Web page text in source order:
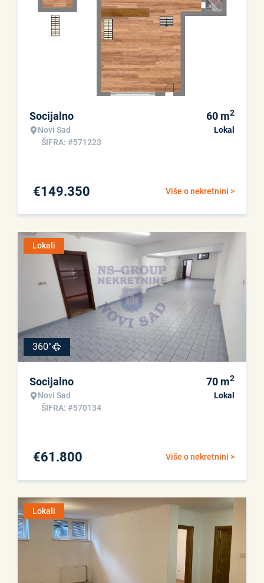
Socijalno
Novi Sad
ŠIFRA: #571223
60 m2
Lokal
Više o nekretnini >
€149.350
Lokali
360°
Socijalno
Novi Sad
ŠIFRA: #570134
70 m2
Lokal
Više o nekretnini >
€61.800
Lokali